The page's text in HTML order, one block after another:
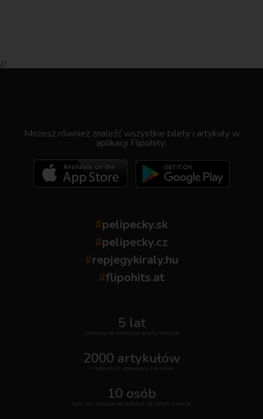
//
Możesz również znaleźć wszystkie bilety i artykuły w
aplikacji Flipohity:
#pelipecky.sk
#pelipecky.cz
#repjegykiraly.hu
#flipohits.at
5 lat
szukamy te najlepsze bilety lotnicze
2000 artykułów
i codziennie pojawiają się nowe
10 osób
tylu nas pracuje w redakcji na całym świecie